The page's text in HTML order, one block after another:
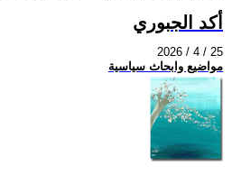
أكد الجبوري
2026 / 4 / 25
مواضيع وابحاث سياسية